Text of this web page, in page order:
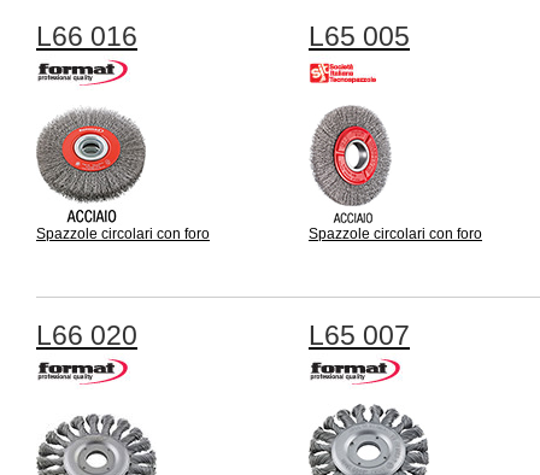
L66 016
Spazzole circolari con foro
L65 005
Spazzole circolari con foro
L66 020 L65 007